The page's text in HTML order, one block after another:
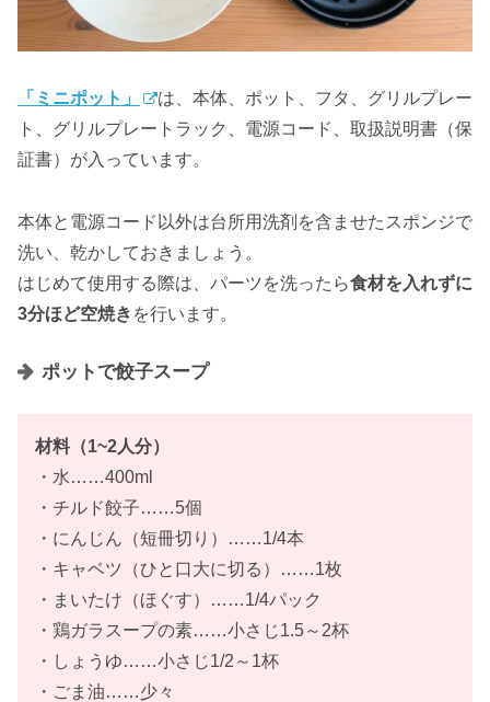
「ミニポット」
は、本体、ポット、フタ、グリルプレー
ト、グリルプレートラック、電源コード、取扱説明書（保
証書）が入っています。
本体と電源コード以外は台所用洗剤を含ませたスポンジで
洗い、乾かしておきましょう。
はじめて使用する際は、パーツを洗ったら食材を入れずに
3分ほど空焼き を行います。
ポットで餃子スープ
材料（1~2人分）
・水……400ml
・チルド餃子……5個
・にんじん（短冊切り）……1/4本
・キャベツ（ひと口大に切る）……1枚
・まいたけ（ほぐす）……1/4パック
・鶏ガラスープの素……小さじ1.5～2杯
・しょうゆ……小さじ1/2～1杯
・ごま油……少々